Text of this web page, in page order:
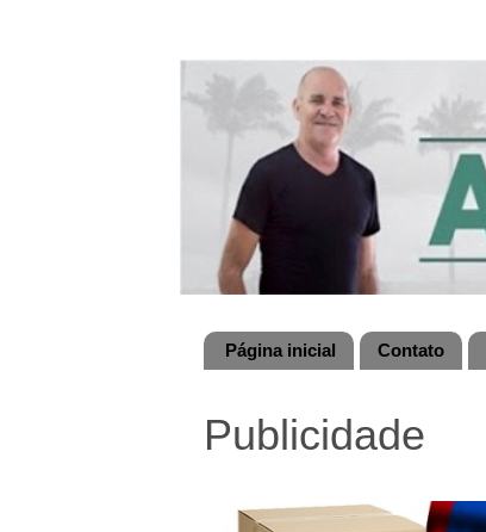
Página inicial Contato
Publicidade